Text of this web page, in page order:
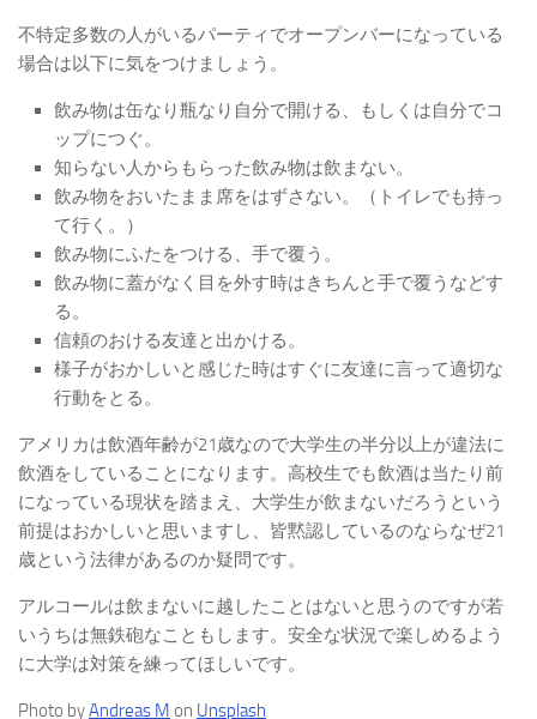
不特定多数の人がいるパーティでオープンバーになっている
場合は以下に気をつけましょう。
飲み物は缶なり瓶なり自分で開ける、もしくは自分でコ
ップにつぐ。
知らない人からもらった飲み物は飲まない。
飲み物をおいたまま席をはずさない。（トイレでも持っ
て行く。）
飲み物にふたをつける、手で覆う。
飲み物に蓋がなく目を外す時はきちんと手で覆うなどす
る。
信頼のおける友達と出かける。
様子がおかしいと感じた時はすぐに友達に言って適切な
行動をとる。
アメリカは飲酒年齢が21歳なので大学生の半分以上が違法に
飲酒をしていることになります。高校生でも飲酒は当たり前
になっている現状を踏まえ、大学生が飲まないだろうという
前提はおかしいと思いますし、皆黙認しているのならなぜ21
歳という法律があるのか疑問です。
アルコールは飲まないに越したことはないと思うのですが若
いうちは無鉄砲なこともします。安全な状況で楽しめるよう
に大学は対策を練ってほしいです。
Photo byAndreas M on Unsplash